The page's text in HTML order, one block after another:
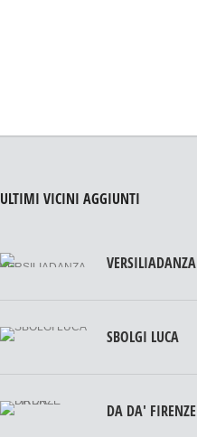
ULTIMI VICINI AGGIUNTI
VERSILIADANZA
SBOLGI LUCA
DA DA' FIRENZE